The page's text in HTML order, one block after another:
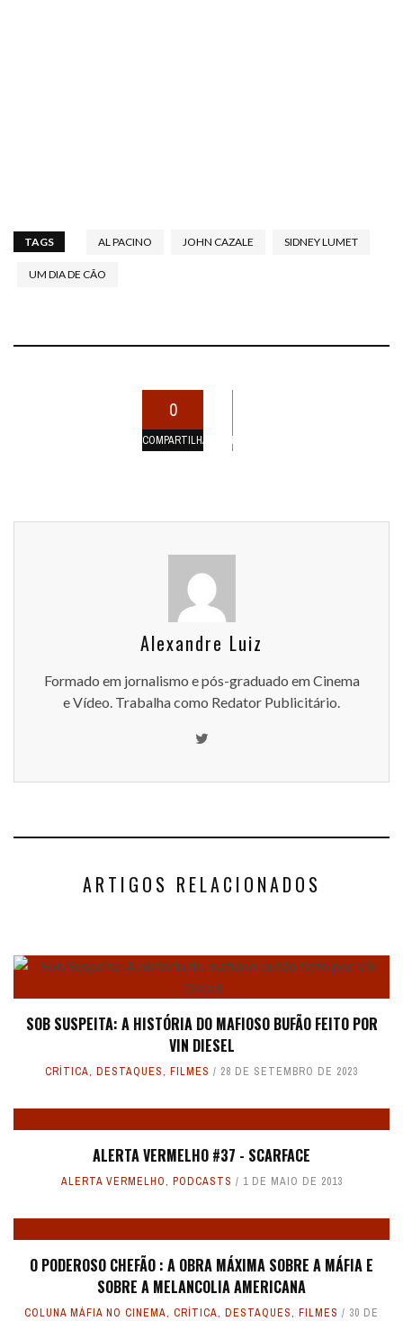
TAGS AL PACINO JOHN CAZALE SIDNEY LUMET
UM DIA DE CÃO
0
COMPARTILHAMENTOS
Alexandre Luiz
Formado em jornalismo e pós-graduado em Cinema
e Vídeo. Trabalha como Redator Publicitário.
ARTIGOS RELACIONADOS
SOB SUSPEITA: A HISTÓRIA DO MAFIOSO BUFÃO FEITO POR
VIN DIESEL
CRÍTICA, DESTAQUES, FILMES 28 DE SETEMBRO DE 2023
ALERTA VERMELHO #37 - SCARFACE
ALERTA VERMELHO, PODCASTS 1 DE MAIO DE 2013
O PODEROSO CHEFÃO : A OBRA MÁXIMA SOBRE A MÁFIA E
SOBRE A MELANCOLIA AMERICANA
COLUNA MÁFIA NO CINEMA, CRÍTICA, DESTAQUES, FILMES 30 DE